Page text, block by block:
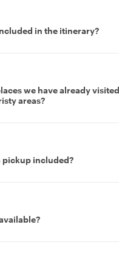
in the itinerary?
we have already
areas?
pickup included?